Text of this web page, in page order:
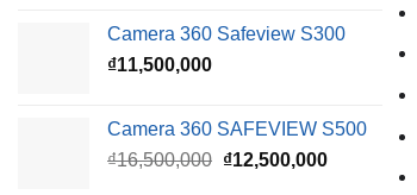
Camera 360 Safeview S300
₫11,500,000
Camera 360 SAFEVIEW S500
₫16,500,000 Giá
₫12,500,000Giá